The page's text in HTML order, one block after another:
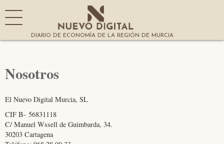
DIARIO DE ECONOMÍA DE LA REGIÓN DE MURCIA
Nosotros
El Nuevo Digital Murcia, SL
CIF B- 56831118
C/ Manuel Wssell de Guimbarda, 34.
30203 Cartagena